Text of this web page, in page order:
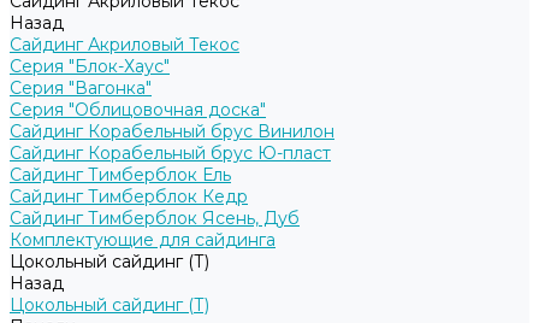
Назад
Сайдинг Акриловый Текос
Серия "Блок-Хаус"
Серия "Вагонка"
Серия "Облицовочная доска"
Сайдинг Корабельный брус Винилон
Сайдинг Корабельный брус Ю-пласт
Сайдинг Тимберблок Ель
Сайдинг Тимберблок Кедр
Сайдинг Тимберблок Ясень, Дуб
Комплектующие для сайдинга
Цокольный сайдинг (Т)
Назад
Цокольный сайдинг (Т)